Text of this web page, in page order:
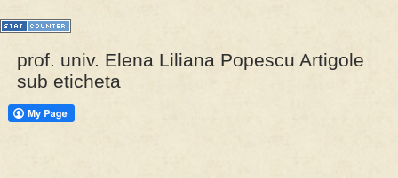
PRESA
Permise pentru vânătoarea de porci în costume, cu gulere albe
prof. univ. Elena Liliana Popescu Artigole
sub eticheta